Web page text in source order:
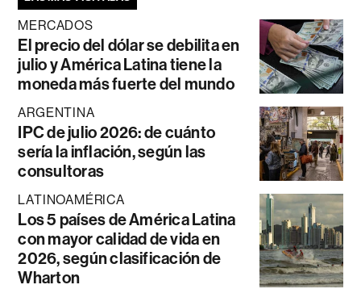
MERCADOS
El precio del dólar se debilita en
julio y América Latina tiene la
moneda más fuerte del mundo
ARGENTINA
IPC de julio 2026: de cuánto
sería la inflación, según las
consultoras
LATINOAMÉRICA
Los 5 países de América Latina
con mayor calidad de vida en
2026, según clasificación de
Wharton